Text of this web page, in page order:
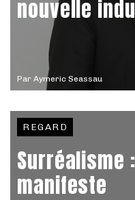
Par Aymeric Seassau
nouvelle
REGARD
Surréalisme
manifeste